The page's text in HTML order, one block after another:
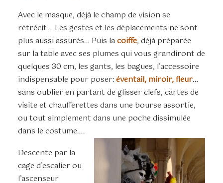
Avec le masque, déjà le champ de vision se
rétrécit… Les gestes et les déplacements ne sont
plus aussi assurés… Puis lacoiffe, déjà préparée
sur la table avec ses plumes qui vous grandiront de
quelques 30 cm, les gants, les bagues, l’accessoire
indispensable pour poser:éventail, miroir, fleur…
sans oublier en partant de glisser clefs, cartes de
visite et chaufferettes dans une bourse assortie,
ou tout simplement dans une poche dissimulée
dans le costume….
Descente par la
cage d’escalier ou
l’ascenseur